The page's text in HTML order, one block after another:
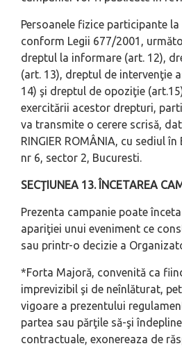
Persoanele fizice participante la
conform Legii 677/2001,
dreptul la informare (art. 12),
(art. 13), dreptul de intervenţie
14) şi dreptul de opoziţie
exercitării acestor drepturi,
va transmite o cerere scrisă,
RINGIER ROMÂNIA, cu sediul
nr 6, sector 2, Bucuresti.
SECŢIUNEA 13. ÎNCETAREA
Prezenta campanie poate
apariţiei unui eveniment ce
sau printr-o decizie a
*Forta Majoră, convenită ca
imprevizibil şi de neînlăturat,
vigoare a prezentului
partea sau părţile să-şi
contractuale, exonereaza de